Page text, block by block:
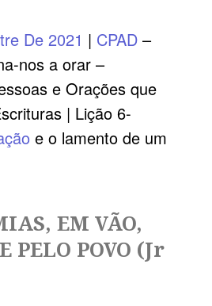
De 2021 | CPAD –
nos a orar –
e Orações que
| Lição 6-
e o lamento de um
EM VÃO,
PELO POVO (Jr